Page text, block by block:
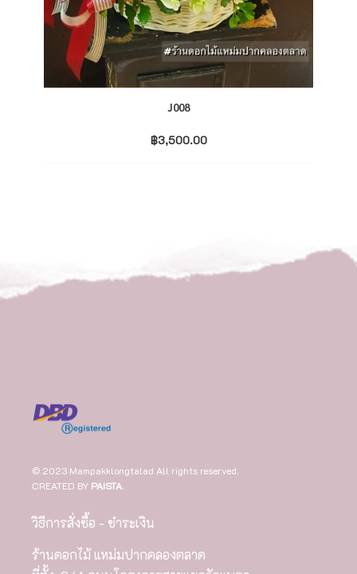
J008
฿3,500.00
© 2023 Mampakklongtalad All rights reserved.
CREATED BY PAISTA.
วิธีการสั่งซื้อ - ชำระเงิน
ร้านดอกไม้ แหม่มปากคลองตลาด